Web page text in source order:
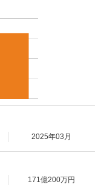
2025年03月
171億200万円